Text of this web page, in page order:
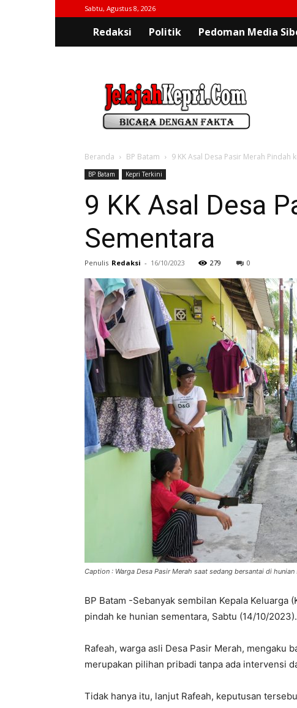
Sabtu, Agustus 8, 2026
Redaksi Politik Pedoman Media
Beranda BP Batam 9 KK Asal Desa Pasir Merah Pindah
BP Batam Kepri Terkini
9 KK Asal Desa
Sementara
Penulis Redaksi - 16/10/2023 279 0
Caption : Warga Desa Pasir Merah saat sedang bersantai di hunian
BP Batam -Sebanyak sembilan Kepala Keluarga
pindah ke hunian sementara, Sabtu (14/10/2023).
Rafeah, warga asli Desa Pasir Merah, mengaku
merupakan pilihan pribadi tanpa ada intervensi
Tidak hanya itu, lanjut Rafeah, keputusan